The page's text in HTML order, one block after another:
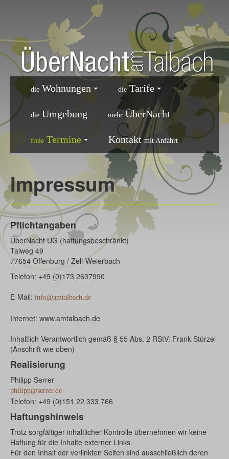
die Wohnungen dieTarife
die Umgebung mehr ÜberNacht
freie Termine Kontaktmit Anfahrt
Impressum
Pflichtangaben
ÜberNacht UG (haftungsbeschränkt)
Talweg 49
77654 Offenburg / Zell-Weierbach
Telefon: +49 (0)173 2637990
E-Mail: info@amtalbach.de
Internet: www.amtalbach.de
Inhaltlich Verantwortlich gemäß § 55 Abs. 2 RStV: Frank Stürzel
(Anschrift wie oben)
Realisierung
Philipp Serrer
philipp@serrer.de
Telefon: +49 (0)151 22 333 766
Haftungshinweis
Trotz sorgfältiger inhaltlicher Kontrolle übernehmen wir keine
Haftung für die Inhalte externer Links.
Für den Inhalt der verlinkten Seiten sind ausschließlich deren